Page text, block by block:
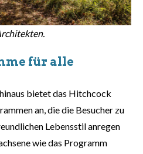
für alle
bietet das Hitchcock
an, die die Besucher zu
Lebensstil anregen
wie das Programm